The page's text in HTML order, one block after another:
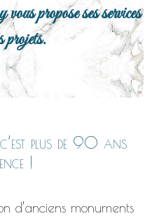
propose ses services
projets.
plus de 90 ans
!
d’anciens monuments